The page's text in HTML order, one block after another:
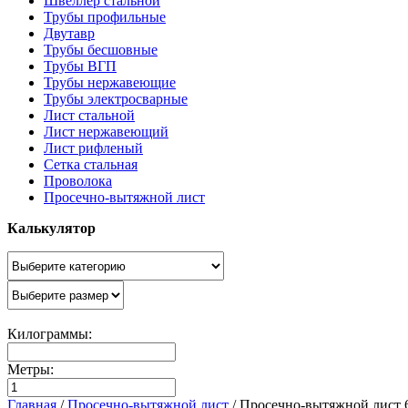
Трубы профильные
Двутавр
Трубы бесшовные
Трубы ВГП
Трубы нержавеющие
Трубы электросварные
Лист стальной
Лист нержавеющий
Лист рифленый
Сетка стальная
Проволока
Просечно-вытяжной лист
Калькулятор
Килограммы:
Метры:
Главная /Просечно-вытяжной лист /Просечно-вытяжной лист